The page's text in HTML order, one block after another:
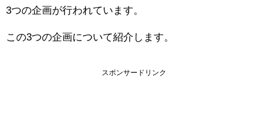
3つの企画が行われています。
この3つの企画について紹介します。
スポンサードリンク